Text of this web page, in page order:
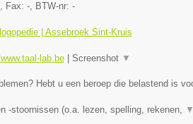
, Fax: -, BTW-nr: -
| Assebroek Sint-Kruis
lab.be| Screenshot ▼
Hebt u een beroep die belastend is
-stoornissen (o.a. lezen, spelling, rekenen, ▼